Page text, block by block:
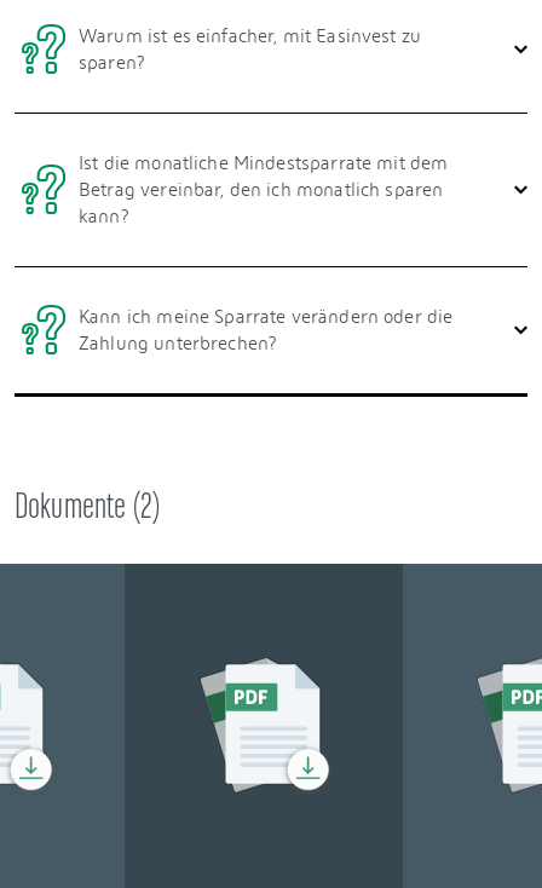
Warum ist es einfacher, mit Easinvest zu
sparen?
Ist die monatliche Mindestsparrate mit dem
Betrag vereinbar, den ich monatlich sparen
kann?
Kann ich meine Sparrate verändern oder die
Zahlung unterbrechen?
Dokumente (2)